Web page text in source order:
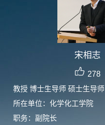
宋相志
278
教授 博士生导师 硕士生导师
所在单位：化学化工学院
职务：副院长